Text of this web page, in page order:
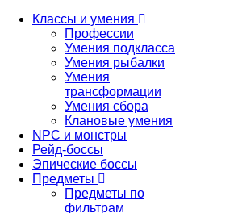
Классы и умения
Профессии
Умения подкласса
Умения рыбалки
Умения
трансформации
Умения сбора
Клановые умения
NPC и монстры
Рейд-боссы
Эпические боссы
Предметы
Предметы по
фильтрам